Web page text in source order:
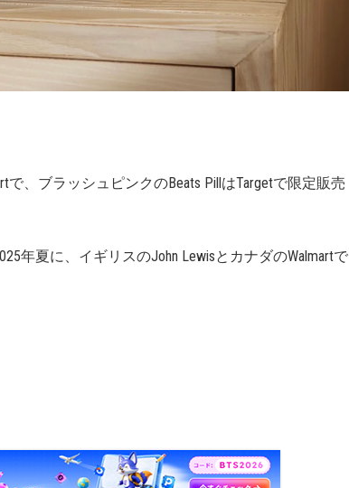
で、ブラッシュピンクのBeats PillはTargetで限定販売
年夏に、イギリスのJohn LewisとカナダのWalmartで